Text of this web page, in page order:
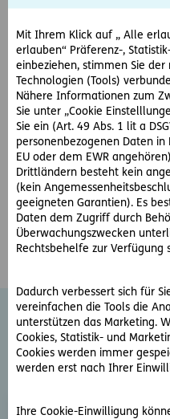
Mit Ihrem Klick auf „ Alle
erlauben“ Präferenz-,
einbeziehen, stimmen Sie
Technologien (Tools)
Nähere Informationen zum
Sie unter „Cookie
Sie ein (Art. 49 Abs. 1 lit a
personenbezogenen Daten
EU oder dem EWR
Drittländern besteht kein
(kein
geeigneten Garantien). Es
Daten dem Zugriff durch
Überwachungszwecken
Rechtsbehelfe zur Verfügung
Dadurch verbessert sich für
vereinfachen die Tools die
unterstützen das Marketing.
Cookies, Statistik- und
Cookies werden immer
werden erst nach Ihrer
Ihre Cookie-Einwilligung
Inkassowesen,
Liegenschafts- und
Miet- und Wohnrecht
Verwaltungsverfahren,
allgemeines Zivilrecht,
Gerne unterstützen wir Sie
Testamenten
Patientenverfügungen
Vorsorgevollmachten
Weitere